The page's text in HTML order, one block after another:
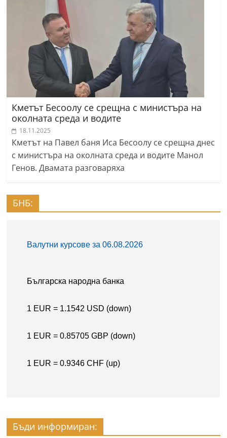
Кметът Бесоолу се срещна с министъра на
околната среда и водите
18.11.2025
Кметът на Павел баня Иса Бесоолу се срещна днес
с министъра на околната среда и водите Манол
Генов. Двамата разговаряха
БНБ:
Бъди информиран: